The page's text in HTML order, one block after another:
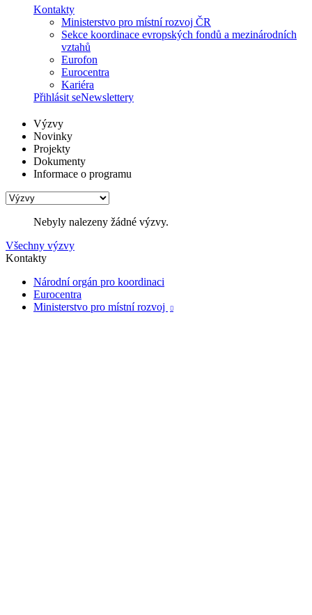
Kontakty
Ministerstvo pro místní rozvoj ČR
Sekce koordinace evropských fondů a mezinárodních
vztahů
Eurofon
Eurocentra
Kariéra
Přihlásit seNewslettery
Výzvy
Novinky
Projekty
Dokumenty
Informace o programu
Nebyly nalezeny žádné výzvy.
Všechny výzvy
Kontakty
Národní orgán pro koordinaci
Eurocentra
Ministerstvo pro místní rozvoj
